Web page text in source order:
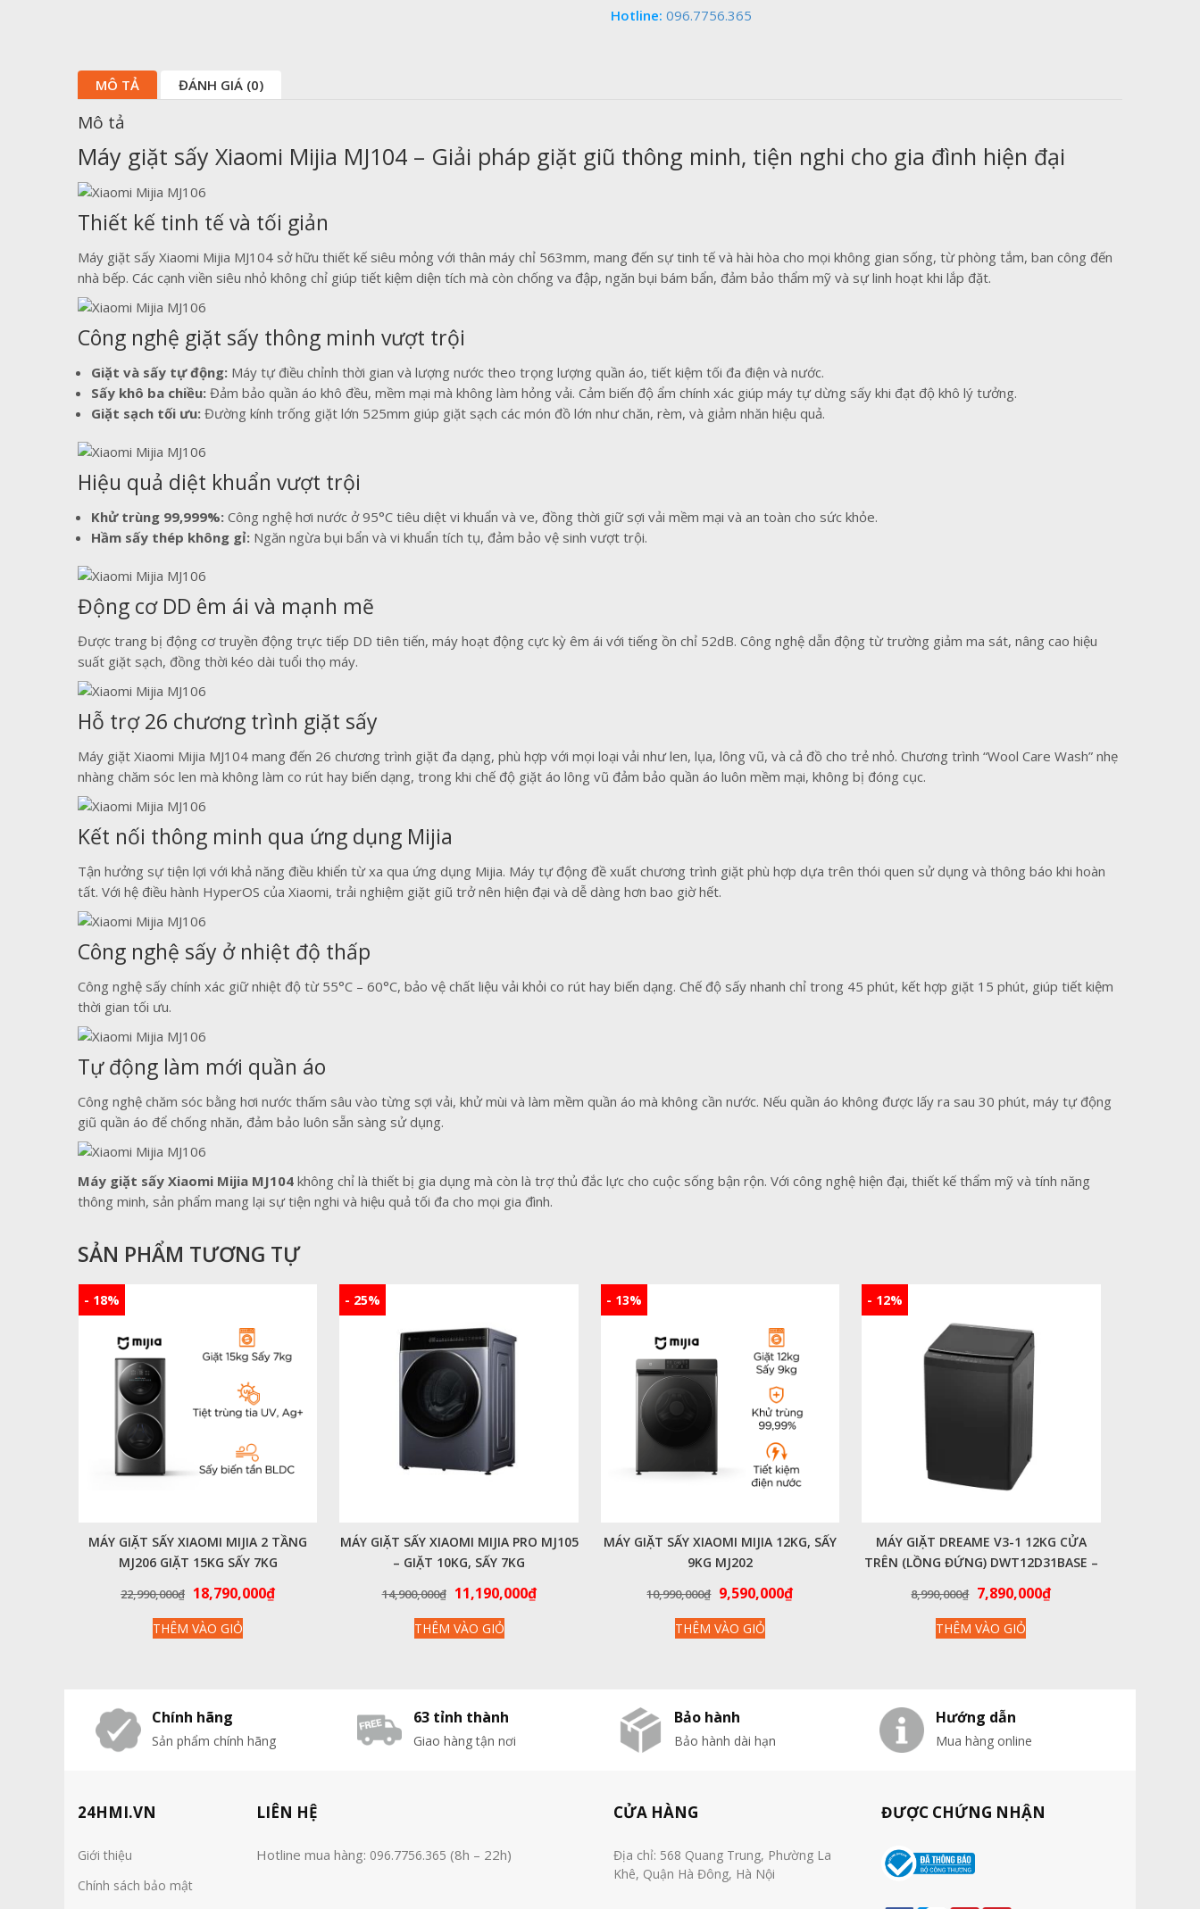
Hotline: 096.7756.365
MÔ TẢ ĐÁNH GIÁ (0)
Mô tả
Máy giặt sấy Xiaomi Mijia MJ104 – Giải pháp giặt giũ thông minh, tiện nghi cho gia đình hiện đại
Thiết kế tinh tế và tối giản
Máy giặt sấy Xiaomi Mijia MJ104 sở hữu thiết kế siêu mỏng với thân máy chỉ 563mm, mang đến sự tinh tế và hài hòa cho mọi không gian sống, từ phòng tắm, ban công đến
nhà bếp. Các cạnh viền siêu nhỏ không chỉ giúp tiết kiệm diện tích mà còn chống va đập, ngăn bụi bám bẩn, đảm bảo thẩm mỹ và sự linh hoạt khi lắp đặt.
Công nghệ giặt sấy thông minh vượt trội
Giặt và sấy tự động: Máy tự điều chỉnh thời gian và lượng nước theo trọng lượng quần áo, tiết kiệm tối đa điện và nước.
Sấy khô ba chiều: Đảm bảo quần áo khô đều, mềm mại mà không làm hỏng vải. Cảm biến độ ẩm chính xác giúp máy tự dừng sấy khi đạt độ khô lý tưởng.
Giặt sạch tối ưu: Đường kính trống giặt lớn 525mm giúp giặt sạch các món đồ lớn như chăn, rèm, và giảm nhăn hiệu quả.
Hiệu quả diệt khuẩn vượt trội
Khử trùng 99,999%: Công nghệ hơi nước ở 95°C tiêu diệt vi khuẩn và ve, đồng thời giữ sợi vải mềm mại và an toàn cho sức khỏe.
Hầm sấy thép không gỉ: Ngăn ngừa bụi bẩn và vi khuẩn tích tụ, đảm bảo vệ sinh vượt trội.
Động cơ DD êm ái và mạnh mẽ
Được trang bị động cơ truyền động trực tiếp DD tiên tiến, máy hoạt động cực kỳ êm ái với tiếng ồn chỉ 52dB. Công nghệ dẫn động từ trường giảm ma sát, nâng cao hiệu
suất giặt sạch, đồng thời kéo dài tuổi thọ máy.
Hỗ trợ 26 chương trình giặt sấy
Máy giặt Xiaomi Mijia MJ104 mang đến 26 chương trình giặt đa dạng, phù hợp với mọi loại vải như len, lụa, lông vũ, và cả đồ cho trẻ nhỏ. Chương trình “Wool Care Wash” nhẹ
nhàng chăm sóc len mà không làm co rút hay biến dạng, trong khi chế độ giặt áo lông vũ đảm bảo quần áo luôn mềm mại, không bị đóng cục.
Kết nối thông minh qua ứng dụng Mijia
Tận hưởng sự tiện lợi với khả năng điều khiển từ xa qua ứng dụng Mijia. Máy tự động đề xuất chương trình giặt phù hợp dựa trên thói quen sử dụng và thông báo khi hoàn
tất. Với hệ điều hành HyperOS của Xiaomi, trải nghiệm giặt giũ trở nên hiện đại và dễ dàng hơn bao giờ hết.
Công nghệ sấy ở nhiệt độ thấp
Công nghệ sấy chính xác giữ nhiệt độ từ 55°C – 60°C, bảo vệ chất liệu vải khỏi co rút hay biến dạng. Chế độ sấy nhanh chỉ trong 45 phút, kết hợp giặt 15 phút, giúp tiết kiệm
thời gian tối ưu.
Tự động làm mới quần áo
Công nghệ chăm sóc bằng hơi nước thấm sâu vào từng sợi vải, khử mùi và làm mềm quần áo mà không cần nước. Nếu quần áo không được lấy ra sau 30 phút, máy tự động
giũ quần áo để chống nhăn, đảm bảo luôn sẵn sàng sử dụng.
Máy giặt sấy Xiaomi Mijia MJ104 không chỉ là thiết bị gia dụng mà còn là trợ thủ đắc lực cho cuộc sống bận rộn. Với công nghệ hiện đại, thiết kế thẩm mỹ và tính năng
thông minh, sản phẩm mang lại sự tiện nghi và hiệu quả tối đa cho mọi gia đình.
SẢN PHẨM TƯƠNG TỰ
- 18%
MÁY GIẶT SẤY XIAOMI MIJIA 2 TẦNG
MJ206 GIẶT 15KG SẤY 7KG
22,990,000₫ Giá
gốc
là:
18,790,000₫Giá
THÊM VÀO GIỎ
- 25%
MÁY GIẶT SẤY XIAOMI MIJIA PRO MJ105
– GIẶT 10KG, SẤY 7KG
14,900,000₫ Giá
gốc
là:
11,190,000₫Giá
THÊM VÀO GIỎ
- 13%
MÁY GIẶT SẤY XIAOMI MIJIA 12KG, SẤY
9KG MJ202
10,990,000₫ Giá
gốc
là:
9,590,000₫Giá
THÊM VÀO GIỎ
- 12%
MÁY GIẶT DREAME V3-1 12KG CỬA
TRÊN (LỒNG ĐỨNG) DWT12D31BASE –
CÔNG NGHỆ GIẶT GENTLEWASH ỨC
CHẾ VI KHUẨN, TÍCH HỢP SẤY GIÓ
8,990,000₫ Giá
gốc
là:
7,890,000₫Giá
THÊM VÀO GIỎ
Chính hãng
Sản phẩm chính hãng
63 tỉnh thành
Giao hàng tận nơi
Bảo hành
Bảo hành dài hạn
Hướng dẫn
Mua hàng online
24HMI.VN
Giới thiệu
Chính sách bảo mật
LIÊN HỆ
Hotline mua hàng: 096.7756.365 (8h – 22h)
CỬA HÀNG
Địa chỉ: 568 Quang Trung, Phường La
Khê, Quận Hà Đông, Hà Nội
ĐƯỢC CHỨNG NHẬN